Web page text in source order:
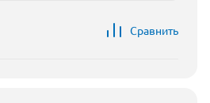
Сравнить